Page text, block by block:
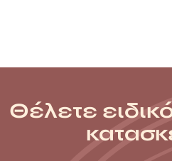
Θέλετε